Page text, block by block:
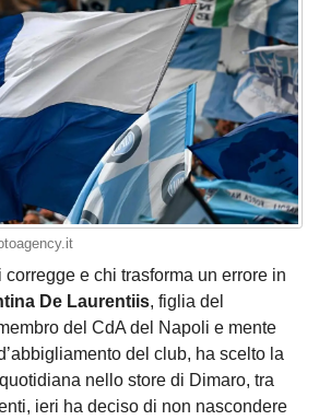
corregge e chi trasforma un errore in
De Laurentiis, figlia del
del CdA del Napoli e mente
del club, ha scelto la
nello store di Dimaro, tra
ieri ha deciso di non nascondere